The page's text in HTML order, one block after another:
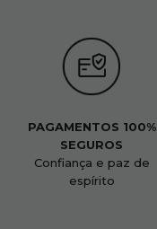
PAGAMENTOS 100%
SEGUROS
Confiança e paz de
espírito